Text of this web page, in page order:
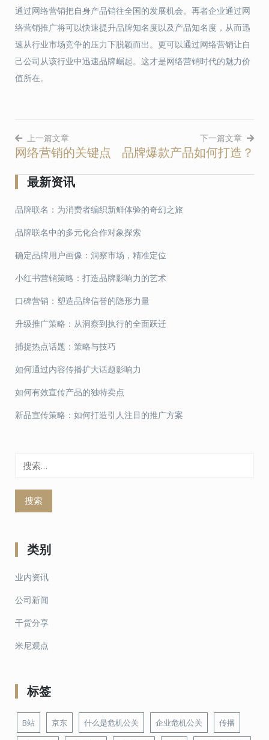
通过网络营销把自身产品销往全国的发展机会。再者企业通过网
络营销推广将可以快速提升品牌知名度以及产品知名度，从而迅
速从行业市场竞争的压力下脱颖而出。更可以通过网络营销让自
己公司从该行业中迅速品牌崛起。这才是网络营销时代的魅力价
值所在。
文
章
导
航
上一篇文章
网络营销的关键点
下一篇文章
品牌爆款产品如何打造？
最新资讯
品牌联名：为消费者编织新鲜体验的奇幻之旅
品牌联名中的多元化合作对象探索
确定品牌用户画像：洞察市场，精准定位
小红书营销策略：打造品牌影响力的艺术
口碑营销：塑造品牌信誉的隐形力量
升级推广策略：从洞察到执行的全面跃迁
捕捉热点话题：策略与技巧
如何通过内容传播扩大话题影响力
如何有效宣传产品的独特卖点
新品宣传策略：如何打造引人注目的推广方案
类别
业内资讯
公司新闻
干货分享
米尼观点
标签
B站 京东 什么是危机公关 企业危机公关 传播